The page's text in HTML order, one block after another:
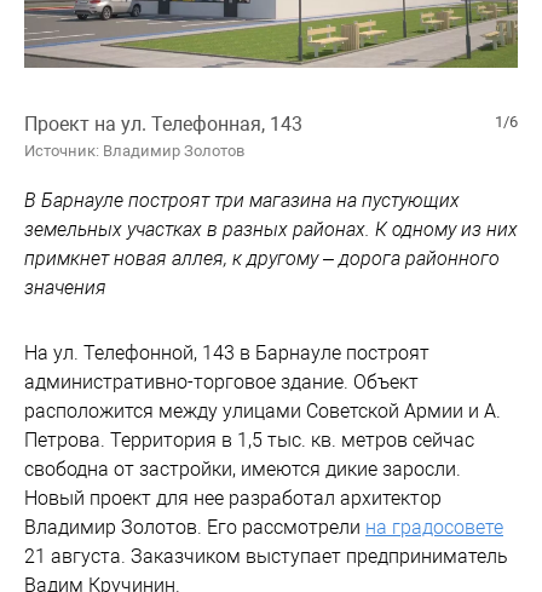
1/6
Проект на ул. Телефонная, 143
Источник: Владимир Золотов
В Барнауле построят три магазина на пустующих
земельных участках в разных районах. К одному из них
примкнет новая аллея, к другому – дорога районного
значения
На ул. Телефонной, 143 в Барнауле построят
административно-торговое здание. Объект
расположится между улицами Советской Армии и А.
Петрова. Территория в 1,5 тыс. кв. метров сейчас
свободна от застройки, имеются дикие заросли.
Новый проект для нее разработал архитектор
Владимир Золотов. Его рассмотрели на градосовете
21 августа. Заказчиком выступает предприниматель
Вадим Кручинин.